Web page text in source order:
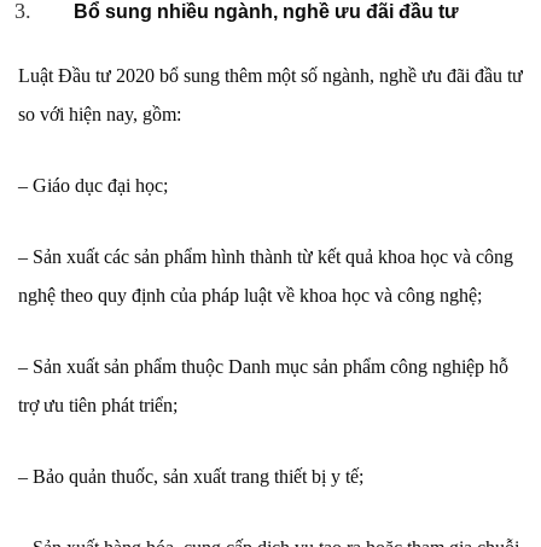
Bổ sung nhiều ngành, nghề ưu đãi đầu tư
Luật Đầu tư 2020 bổ sung thêm một số ngành, nghề ưu đãi đầu tư
so với hiện nay, gồm:
– Giáo dục đại học;
– Sản xuất các sản phẩm hình thành từ kết quả khoa học và công
nghệ theo quy định của pháp luật về khoa học và công nghệ;
– Sản xuất sản phẩm thuộc Danh mục sản phẩm công nghiệp hỗ
trợ ưu tiên phát triển;
– Bảo quản thuốc, sản xuất trang thiết bị y tế;